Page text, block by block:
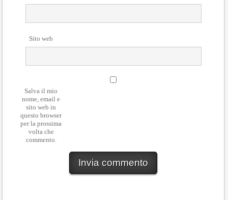
Sito web
Salva il mio
nome, email e
sito web in
questo browser
per la prossima
volta che
commento.